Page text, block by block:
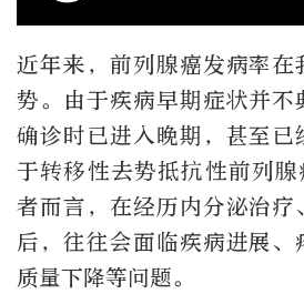
近年来，前列腺癌发病率在
势。由于疾病早期症状并不
确诊时已进入晚期，甚至已
于转移性去势抵抗性前列
者而言，在经历内分泌治疗
后，往往会面临疾病进展、
质量下降等问题。